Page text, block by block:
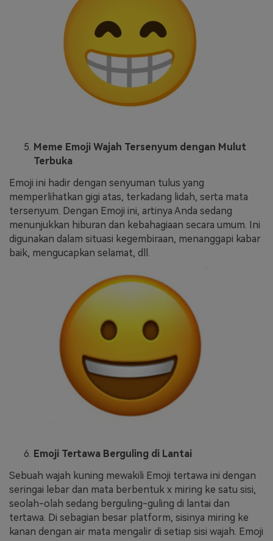
Meme Emoji Wajah Tersenyum dengan Mulut
Terbuka
Emoji ini hadir dengan senyuman tulus yang
memperlihatkan gigi atas, terkadang lidah, serta mata
tersenyum. Dengan Emoji ini, artinya Anda sedang
menunjukkan hiburan dan kebahagiaan secara umum. Ini
digunakan dalam situasi kegembiraan, menanggapi kabar
baik, mengucapkan selamat, dll.
Emoji Tertawa Berguling di Lantai
Sebuah wajah kuning mewakili Emoji tertawa ini dengan
seringai lebar dan mata berbentuk x miring ke satu sisi,
seolah-olah sedang berguling-guling di lantai dan
tertawa. Di sebagian besar platform, sisinya miring ke
kanan dengan air mata mengalir di setiap sisi wajah. Emoji